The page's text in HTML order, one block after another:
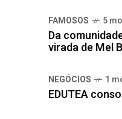
FAMOSOS 5
Da
virada de Mel
NEGÓCIOS 1
EDUTEA